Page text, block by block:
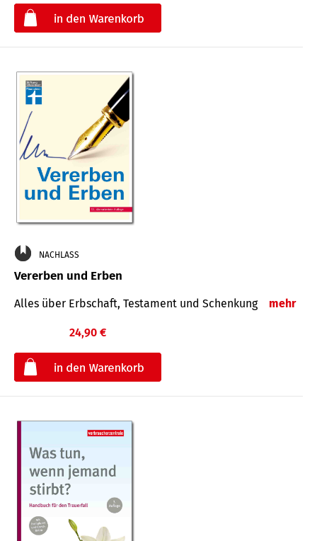
NACHLASS
Vererben und Erben
Alles über Erbschaft, Testament und Schenkung mehr
24,90 €